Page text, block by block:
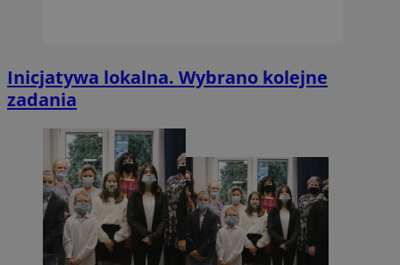
Inicjatywa lokalna. Wybrano kolejne
zadania